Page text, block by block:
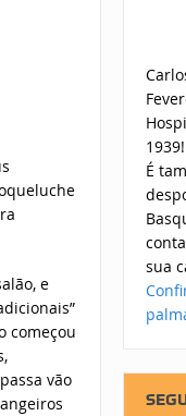
e
começou
vão
É
sua